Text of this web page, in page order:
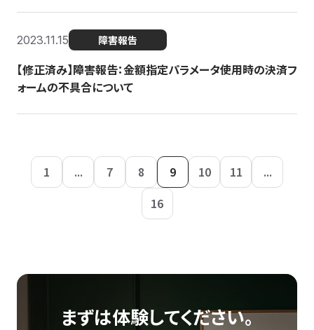
2023.11.15 障害報告
【修正済み】障害報告：金額指定パラメータ使用時の決済フ
ォームの不具合について
1 ... 7 8 9 10 11
...
16
まずは体験してください。